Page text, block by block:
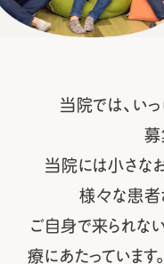
当院では、いっ
募
当院には小さな
様々な患者
ご自身で来られな
療にあたっています。